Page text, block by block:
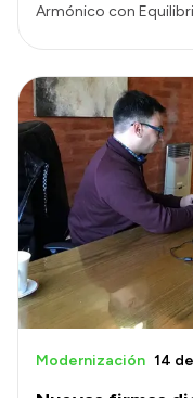
Armónico con
Modernización 14